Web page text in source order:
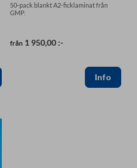
50-pack blankt A2-ficklaminat från
GMP.
från 1 950,00 :-